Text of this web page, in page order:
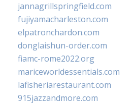
jannagrillspringfield.com
fujiyamacharleston.com
elpatronchardon.com
donglaishun-order.com
fiamc-rome2022.org
mariceworldessentials.com
lafisheriarestaurant.com
915jazzandmore.com